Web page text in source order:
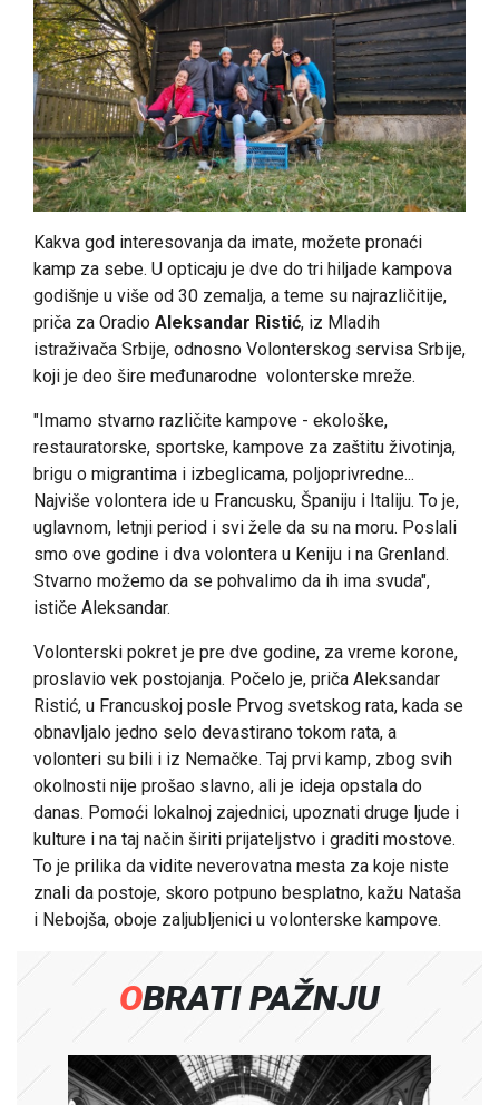
Kakva god interesovanja da imate, možete pronaći
kamp za sebe. U opticaju je dve do tri hiljade kampova
godišnje u više od 30 zemalja, a teme su najrazličitije,
priča za Oradio Aleksandar Ristić, iz Mladih
istraživača Srbije, odnosno Volonterskog servisa Srbije,
koji je deo šire međunarodne volonterske mreže.
"Imamo stvarno različite kampove - ekološke,
restauratorske, sportske, kampove za zaštitu životinja,
brigu o migrantima i izbeglicama, poljoprivredne...
Najviše volontera ide u Francusku, Španiju i Italiju. To je,
uglavnom, letnji period i svi žele da su na moru. Poslali
smo ove godine i dva volontera u Keniju i na Grenland.
Stvarno možemo da se pohvalimo da ih ima svuda",
ističe Aleksandar.
Volonterski pokret je pre dve godine, za vreme korone,
proslavio vek postojanja. Počelo je, priča Aleksandar
Ristić, u Francuskoj posle Prvog svetskog rata, kada se
obnavljalo jedno selo devastirano tokom rata, a
volonteri su bili i iz Nemačke. Taj prvi kamp, zbog svih
okolnosti nije prošao slavno, ali je ideja opstala do
danas. Pomoći lokalnoj zajednici, upoznati druge ljude i
kulture i na taj način širiti prijateljstvo i graditi mostove.
To je prilika da vidite neverovatna mesta za koje niste
znali da postoje, skoro potpuno besplatno, kažu Nataša
i Nebojša, oboje zaljubljenici u volonterske kampove.
OBRATI PAŽNJU